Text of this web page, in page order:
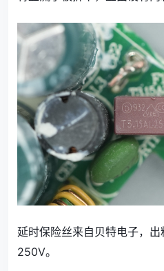
延时保险丝来自贝特电子，
250V。